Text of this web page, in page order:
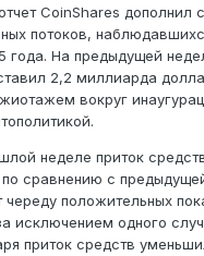
CoinShares дополнил
потоков,
года. На предыдущей
2,2 миллиарда
вокруг
неделе приток
по сравнению с
положительных
исключением одного
приток средств